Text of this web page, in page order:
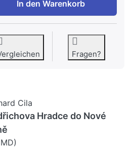
In den Warenkorb
Fragen?
Cila
Hradce do Nové